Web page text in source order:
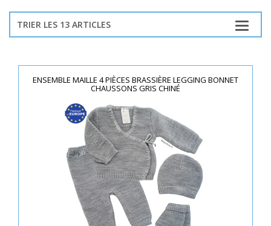
TRIER LES 13 ARTICLES
ENSEMBLE MAILLE 4 PIÈCES BRASSIÈRE LEGGING BONNET
CHAUSSONS GRIS CHINÉ